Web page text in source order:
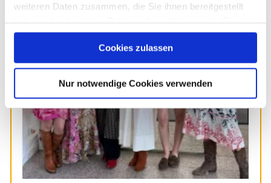
weiteren Daten zusammen, die Sie ihnen bereitgestellt
gesammelt haben. Sie geben Einwilligung zu unseren
Cookies, wenn Sie unsere Webseite weiterhin nutzen.
Cookies zulassen
Nur notwendige Cookies verwenden